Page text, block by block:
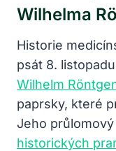
Wilhelma
Historie
psát 8.
Wilhelm
paprsky, které
Jeho
historických